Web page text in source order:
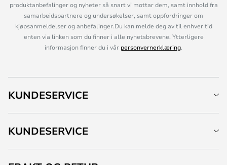
produktanbefalinger og nyheter så snart vi mottar dem, samt innhold fra
samarbeidspartnere og undersøkelser, samt oppfordringer om
kjøpsanmeldelser og anbefalinger.Du kan melde deg av til enhver tid
enten via linken som du finner i alle nyhetsbrevene. Ytterligere
informasjon finner du i vår personvernerklæring.
KUNDESERVICE
KUNDESERVICE